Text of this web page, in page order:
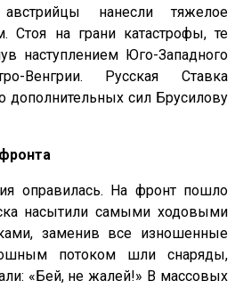
нанесли тяжелое
Стоя на грани катастрофы, те
наступлением Юго-Западного
Венгрии. Русская Ставка
дополнительных сил Брусилову
оправилась. На фронт пошло
насытили самыми ходовыми
заменив все изношенные
потоком шли снаряды,
«Бей, не жалей!» В массовых